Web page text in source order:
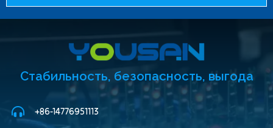
Стабильность, безопасность, выгода
+86-14776951113